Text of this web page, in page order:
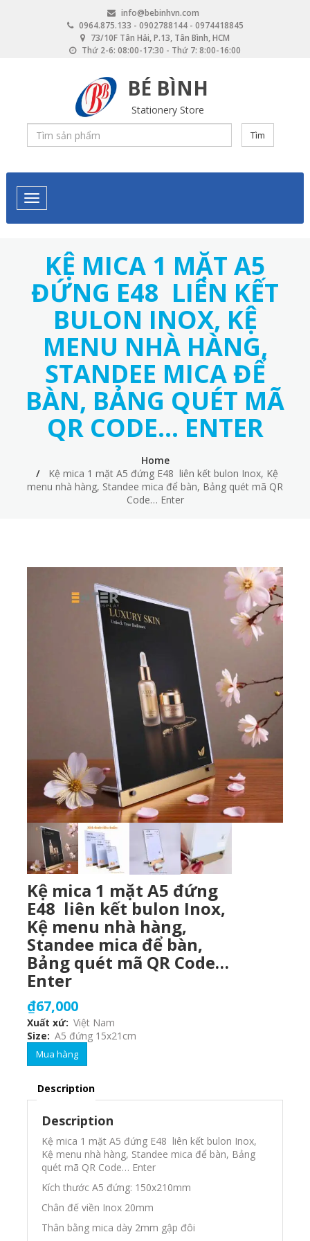
info@bebinhvn.com
0964.875.133 - 0902788144 - 0974418845
73/10F Tân Hải, P.13, Tân Bình, HCM
Thứ 2-6: 08:00-17:30 - Thứ 7: 8:00-16:00
BÉ BÌNH
Stationery Store
Tìm
KỆ MICA 1 MẶT A5
ĐỨNG E48 LIÊN KẾT
BULON INOX, KỆ
MENU NHÀ HÀNG,
STANDEE MICA ĐỂ
BÀN, BẢNG QUÉT MÃ
QR CODE… ENTER
Home
Kệ mica 1 mặt A5 đứng E48 liên kết bulon Inox, Kệ
menu nhà hàng, Standee mica để bàn, Bảng quét mã QR
Code… Enter
Kệ mica 1 mặt A5 đứng
E48 liên kết bulon Inox,
Kệ menu nhà hàng,
Standee mica để bàn,
Bảng quét mã QR Code…
Enter
₫67,000
Xuất xứ Việt Nam
Size
A5 đứng 15x21cm
Mua hàng
Description
Description
Kệ mica 1 mặt A5 đứng E48 liên kết bulon Inox,
Kệ menu nhà hàng, Standee mica để bàn, Bảng
quét mã QR Code… Enter
Kích thước A5 đứng: 150x210mm
Chân đế viền Inox 20mm
Thân bằng mica dày 2mm gập đôi